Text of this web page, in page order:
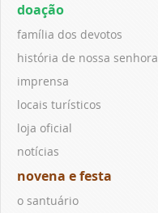
doação
família dos devotos
história de nossa senhora
imprensa
locais turísticos
loja oficial
notícias
novena e festa
o santuário